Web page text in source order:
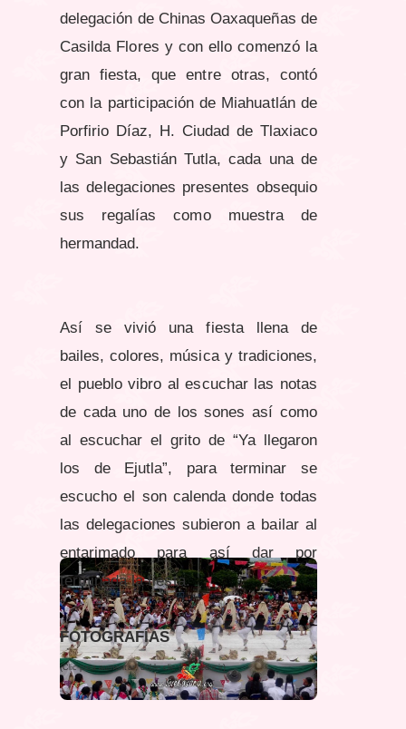
delegación de Chinas Oaxaqueñas de
Casilda Flores y con ello comenzó la
gran fiesta, que entre otras, contó
con la participación de Miahuatlán de
Porfirio Díaz, H. Ciudad de Tlaxiaco
y San Sebastián Tutla, cada una de
las delegaciones presentes obsequio
sus regalías como muestra de
hermandad.
Así se vivió una fiesta llena de
bailes, colores, música y tradiciones,
el pueblo vibro al escuchar las notas
de cada uno de los sones así como
al escuchar el grito de “Ya llegaron
los de Ejutla”, para terminar se
escucho el son calenda donde todas
las delegaciones subieron a bailar al
entarimado para así dar por
terminada la fiesta.
FOTOGRAFÍAS
(Clic para aumentar, doble clic para reducir)